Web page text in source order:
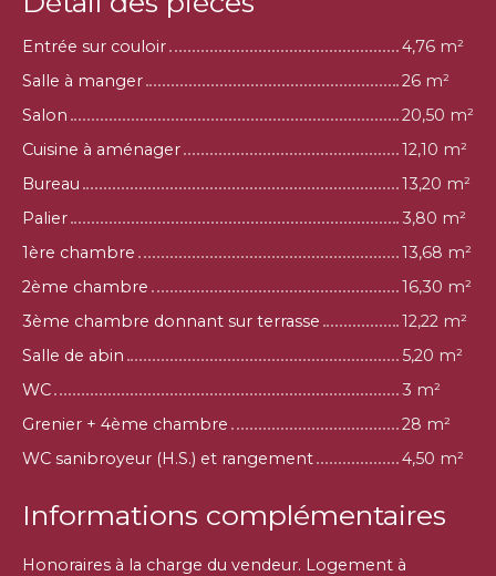
Entrée sur couloir
4,76 m²
Salle à manger
26 m²
Salon
20,50 m²
Cuisine à aménager
12,10 m²
Bureau
13,20 m²
Palier
3,80 m²
1ère chambre
13,68 m²
2ème chambre
16,30 m²
3ème chambre donnant sur terrasse
12,22 m²
Salle de abin
5,20 m²
WC
3 m²
Grenier + 4ème chambre
28 m²
WC sanibroyeur (H.S.) et rangement
4,50 m²
Informations complémentaires
Honoraires à la charge du vendeur. Logement à